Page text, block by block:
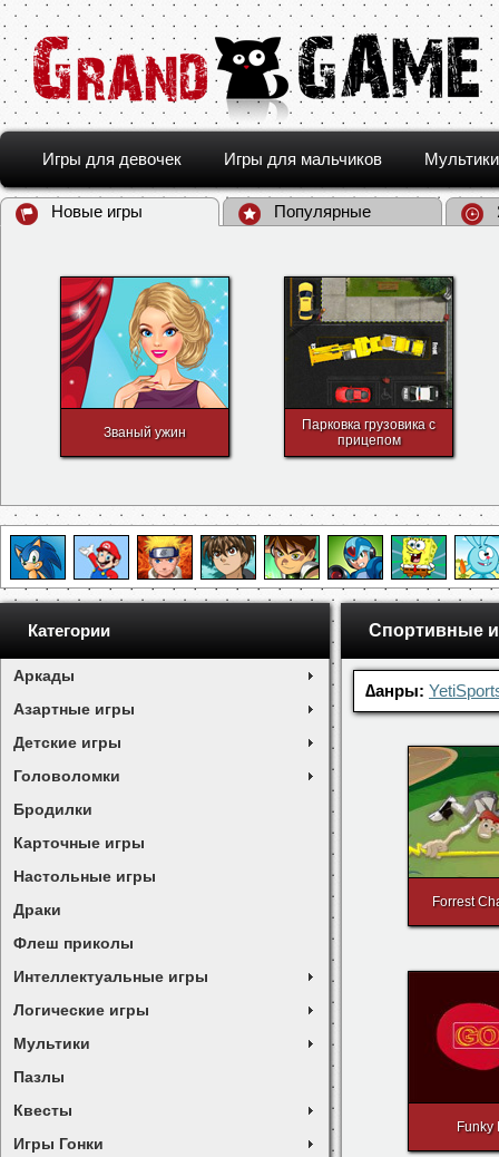
Игры для девочек Игры для мальчиков Мультики
Новые игры Популярные
Званый ужин
Парковка грузовика с
прицепом
Категории
Аркады
Азартные игры
Детские игры
Головоломки
Бродилки
Карточные игры
Настольные игры
Драки
Флеш приколы
Интеллектуальные игры
Логические игры
Мультики
Пазлы
Квесты
Игры Гонки
Спортивные
∆анры:
Forrest
Funky